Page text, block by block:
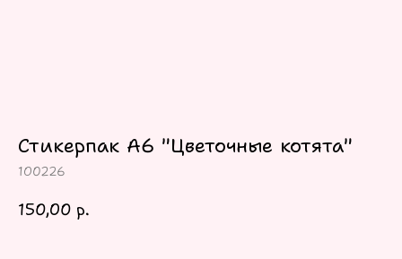
Стикерпак А6 "Цветочные котята"
100226
150,00 р.